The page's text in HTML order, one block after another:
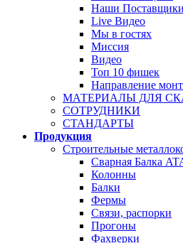
Наши Поставщики
Live Видео
Мы в гостях
Миссия
Видео
Топ 10 фишек
Направление
МАТЕРИАЛЫ ДЛЯ
СОТРУДНИКИ
СТАНДАРТЫ
Продукция
Строительные
Сварная Балка
Колонны
Балки
Фермы
Связи, распорки
Прогоны
Фахверки